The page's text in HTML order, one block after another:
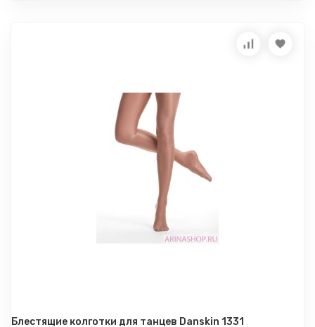
Блестящие колготки для танцев Danskin 1331